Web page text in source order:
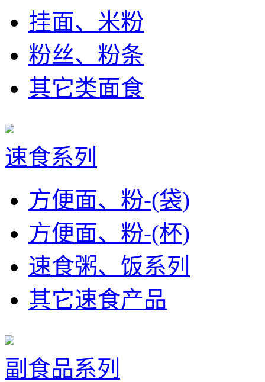
挂面、米粉
粉丝、粉条
其它类面食
速食系列
方便面、粉-(袋)
方便面、粉-(杯)
速食粥、饭系列
其它速食产品
副食品系列